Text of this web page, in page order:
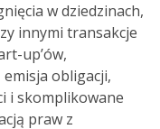
w dziedzinach,
innymi transakcje
up’ów,
obligacji,
i skomplikowane
praw z